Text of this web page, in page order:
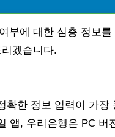
부에 대한 심층 정보
겠습니다.
한 정보 입력이 가장
앱, 우리은행은 PC